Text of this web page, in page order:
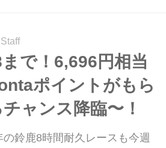
で！6,696円相当
ポイントがもら
チャンス降臨〜！
の鈴鹿8時間耐久レースも今週